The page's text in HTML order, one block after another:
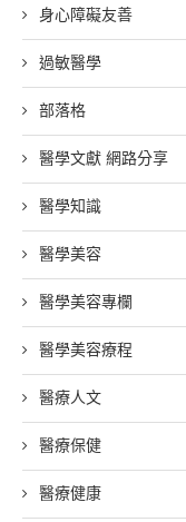
身心障礙友善
過敏醫學
部落格
醫學文獻 網路分享
醫學知識
醫學美容
醫學美容專欄
醫學美容療程
醫療人文
醫療保健
醫療健康